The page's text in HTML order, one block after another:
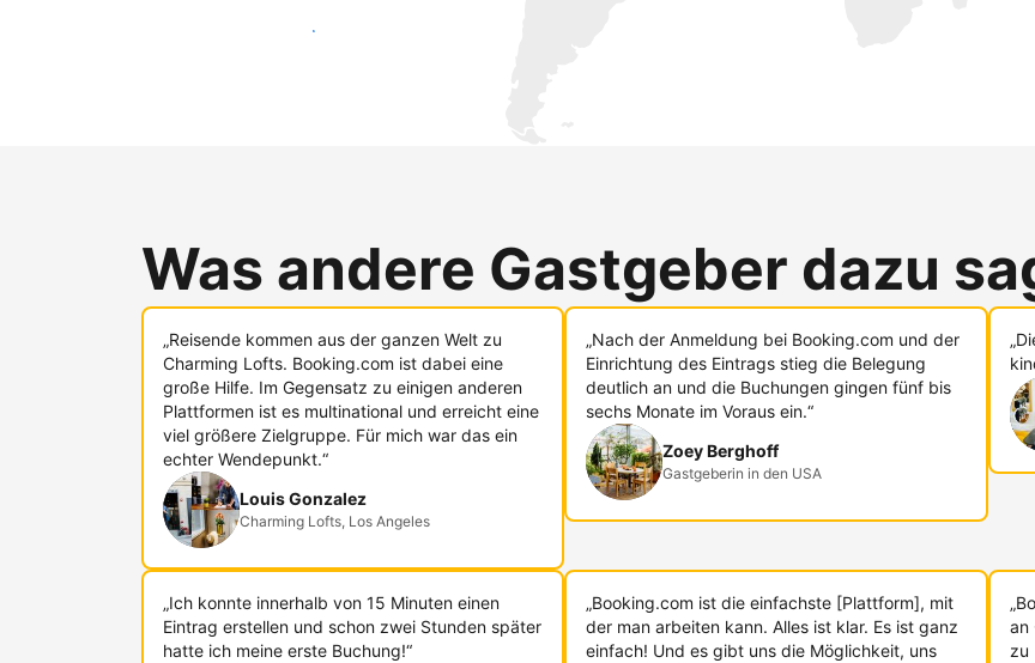
Noch heute neue Gäste erreichen
Was andere Gastgeber dazu
„Reisende kommen aus der ganzen Welt zu
Charming Lofts. Booking.com ist dabei eine
große Hilfe. Im Gegensatz zu einigen anderen
Plattformen ist es multinational und erreicht eine
viel größere Zielgruppe. Für mich war das ein
echter Wendepunkt.“
Louis Gonzalez
Charming Lofts, Los Angeles
„Nach der Anmeldung bei Booking.com und der
Einrichtung des Eintrags stieg die Belegung
deutlich an und die Buchungen gingen fünf bis
sechs Monate im Voraus ein.“
Zoey Berghoff
Gastgeberin in den USA
„Ich konnte innerhalb von 15 Minuten einen
Eintrag erstellen und schon zwei Stunden später
hatte ich meine erste Buchung!“
„Booking.com ist die einfachste [Plattform], mit
der man arbeiten kann. Alles ist klar. Es ist ganz
einfach! Und es gibt uns die Möglichkeit, uns
an
zu